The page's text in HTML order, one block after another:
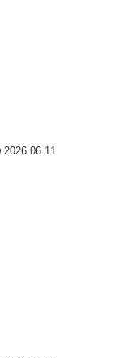
2026.06.11